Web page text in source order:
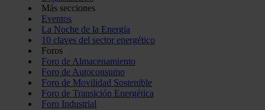
Más secciones
Eventos
La Noche de la Energía
10 claves del sector energético
Foros
Foro de Almacenamiento
Foro de Autoconsumo
Foro de Movilidad Sostenible
Foro de Transición Energética
Foro Industrial